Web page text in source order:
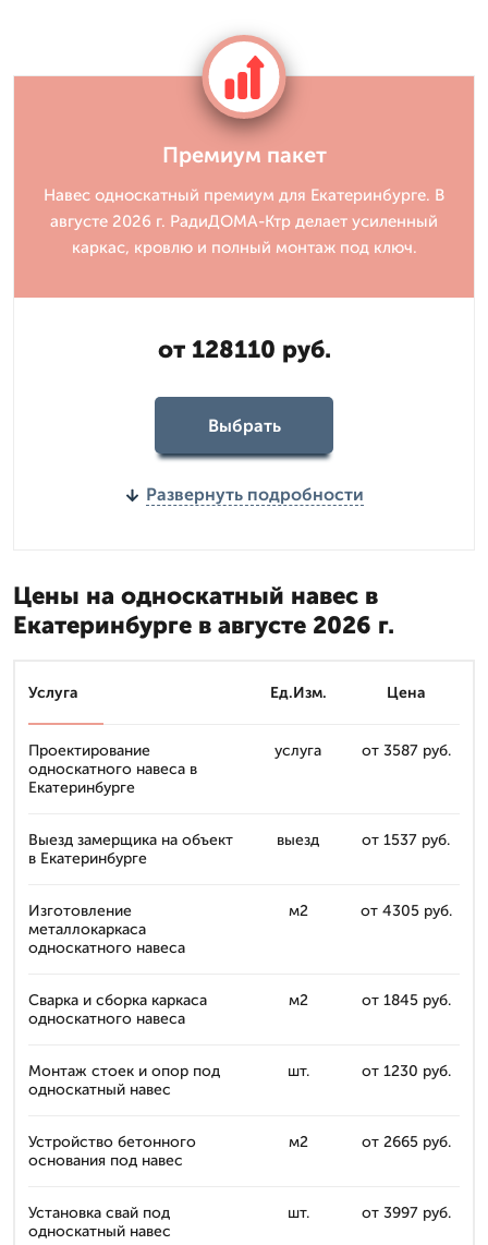
Премиум пакет
Навес односкатный премиум для Екатеринбурге. В
августе 2026 г. РадиДОМА-Ктр делает усиленный
каркас, кровлю и полный монтаж под ключ.
от 128110 руб.
Выбрать
Развернуть подробности
Цены на односкатный навес в
Екатеринбурге в августе 2026 г.
Услуга Ед.Изм. Цена
Проектирование
односкатного навеса в
Екатеринбурге
услуга от 3587 руб.
Выезд замерщика на объект
в Екатеринбурге
выезд от 1537 руб.
Изготовление
металлокаркаса
односкатного навеса
м2 от 4305 руб.
Сварка и сборка каркаса
односкатного навеса
м2 от 1845 руб.
Монтаж стоек и опор под
односкатный навес
шт. от 1230 руб.
Устройство бетонного
основания под навес
м2 от 2665 руб.
Установка свай под
односкатный навес
шт. от 3997 руб.